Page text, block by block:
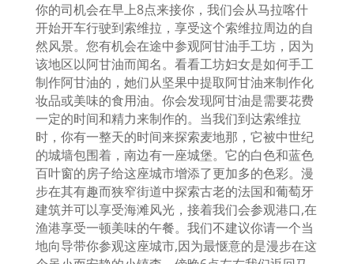
你的司机会在早上8点来接你，我们会从马拉喀什
开始开车行驶到索维拉，享受这个索维拉周边的自
然风景。您有机会在途中参观阿甘油手工坊，因为
该地区以阿甘油而闻名。看看工坊妇女是如何手工
制作阿甘油的，她们从坚果中提取阿甘油来制作化
妆品或美味的食用油。你会发现阿甘油是需要花费
一定的时间和精力来制作的。当我们到达索维拉
时，你有一整天的时间来探索麦地那，它被中世纪
的城墙包围着，南边有一座城堡。它的白色和蓝色
百叶窗的房子给这座城市增添了更加多的色彩。漫
步在其有趣而狭窄街道中探索古老的法国和葡萄牙
建筑并可以享受海滩风光，接着我们会参观港口,在
渔港享受一顿美味的午餐。我们不建议你请一个当
地向导带你参观这座城市,因为最惬意的是漫步在这